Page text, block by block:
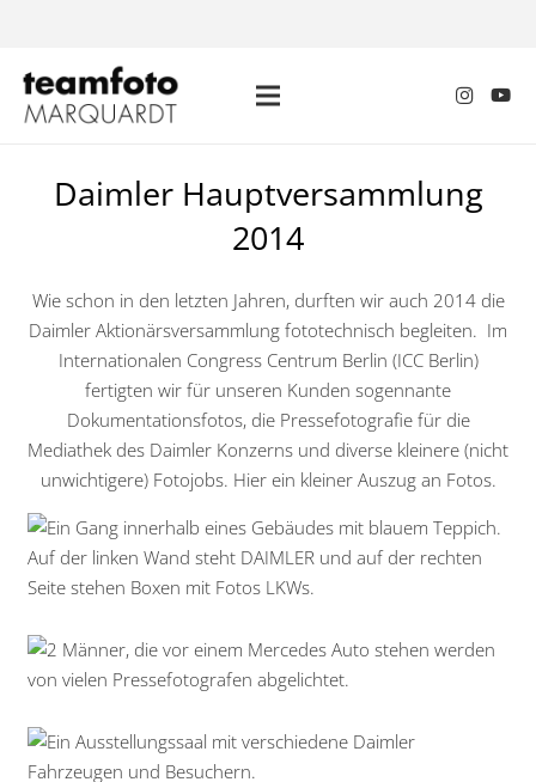
Daimler Hauptversammlung
2014
Wie schon in den letzten Jahren, durften wir auch 2014 die
Daimler Aktionärsversammlung fototechnisch begleiten. Im
Internationalen Congress Centrum Berlin (ICC Berlin)
fertigten wir für unseren Kunden sogennante
Dokumentationsfotos, die Pressefotografie für die
Mediathek des Daimler Konzerns und diverse kleinere (nicht
unwichtigere) Fotojobs. Hier ein kleiner Auszug an Fotos.